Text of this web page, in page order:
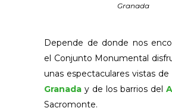
Granada
Depende de donde nos
el Conjunto Monumental
unas espectaculares vistas de
Granada y de los barrios del
Sacromonte.